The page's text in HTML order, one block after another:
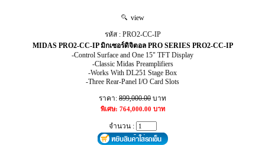
view
รหัส : PRO2-CC-IP
MIDAS PRO2-CC-IP มิกเซอร์ดิจิตอล PRO SERIES PRO2-CC-IP
-Control Surface and One 15" TFT Display
-Classic Midas Preamplifiers
-Works With DL251 Stage Box
-Three Rear-Panel I/O Card Slots
ราคา: 899,000.00 บาท
พิเศษ: 764,000.00 บาท
จำนวน :